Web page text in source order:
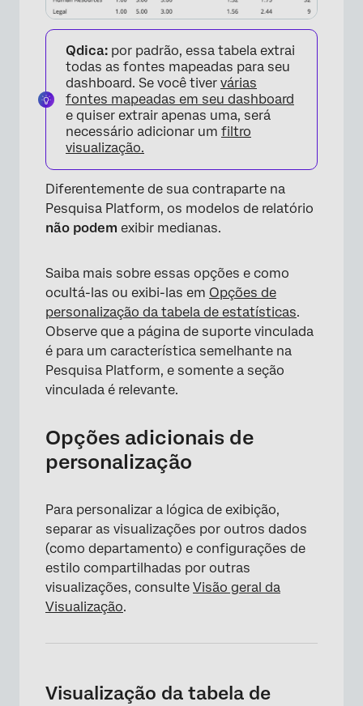
Qdica: por padrão, essa tabela extrai
todas as fontes mapeadas para seu
dashboard. Se você tiver várias
fontes mapeadas em seu dashboard
e quiser extrair apenas uma, será
necessário adicionar um filtro
visualização.
Diferentemente de sua contraparte na
Pesquisa Platform, os modelos de relatório
não podem exibir medianas.
Saiba mais sobre essas opções e como
ocultá-las ou exibi-las em Opções de
personalização da tabela de estatísticas.
Observe que a página de suporte vinculada
é para um característica semelhante na
Pesquisa Platform, e somente a seção
vinculada é relevante.
Opções adicionais de
personalização
Para personalizar a lógica de exibição,
separar as visualizações por outros dados
(como departamento) e configurações de
estilo compartilhadas por outras
visualizações, consulte Visão geral da
Visualização.
Visualização da tabela de